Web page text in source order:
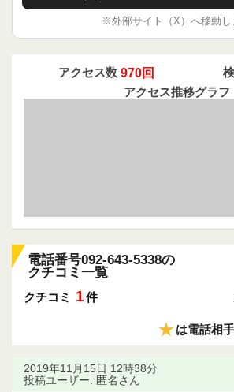
※外部サイト（X）へ移動し
アクセス数 970回
アクセス推移グラフ
電話番号092-643-5338の
クチコミ一覧
クチコミ 1件
★は電話相
2019年11月15日 12時38分
投稿ユーザー: 匿名さん